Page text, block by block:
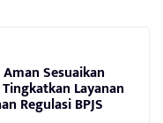
Sesuaikan
Layanan
Regulasi BPJS